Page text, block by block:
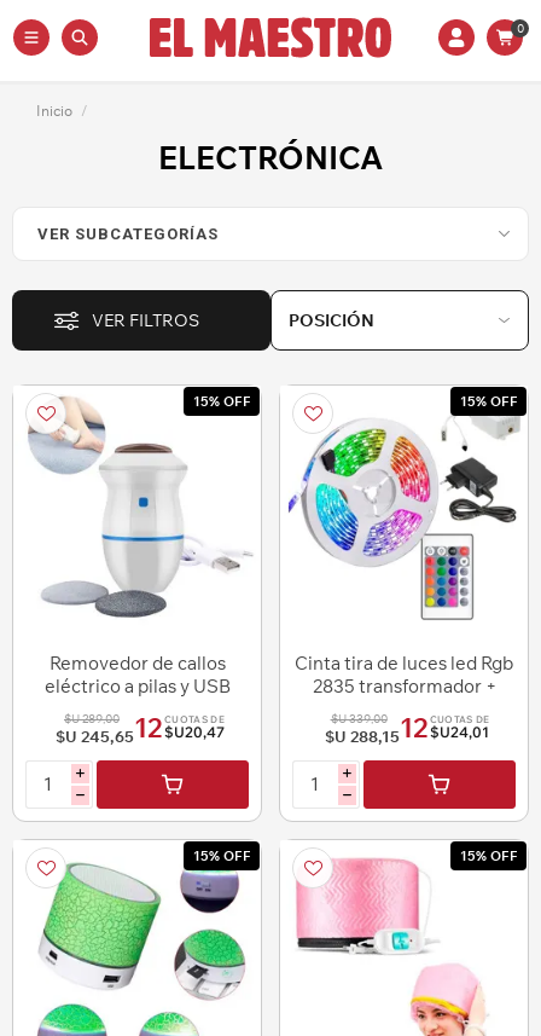
0
Inicio /
ELECTRÓNICA
VER FILTROS
15% OFF
Removedor de callos
eléctrico a pilas y USB
$U 289,00
$U 245,6512 CUOTAS DE
$U20,47
i
h
15% OFF
Cinta tira de luces led Rgb
2835 transformador +
control 5m
$U 339,00
$U 288,1512 CUOTAS DE
$U24,01
i
h
15% OFF 15% OFF